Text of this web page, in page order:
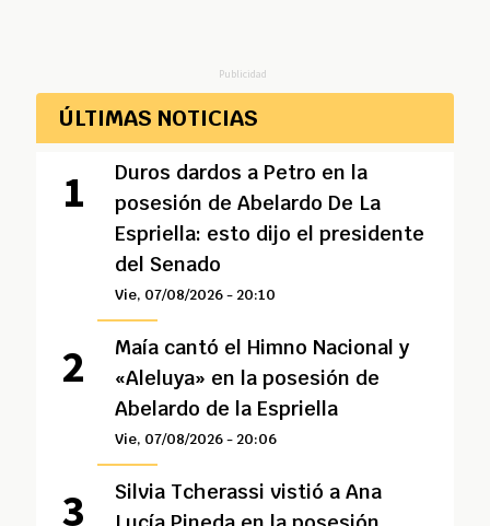
Publicidad
ÚLTIMAS NOTICIAS
Duros dardos a Petro en la
posesión de Abelardo De La
Espriella: esto dijo el presidente
del Senado
Vie, 07/08/2026 - 20:10
Maía cantó el Himno Nacional y
«Aleluya» en la posesión de
Abelardo de la Espriella
Vie, 07/08/2026 - 20:06
Silvia Tcherassi vistió a Ana